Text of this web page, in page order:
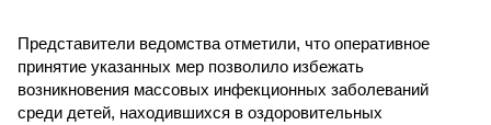
Представители ведомства отметили, что оперативное
принятие указанных мер позволило избежать
возникновения массовых инфекционных заболеваний
среди детей, находившихся в оздоровительных